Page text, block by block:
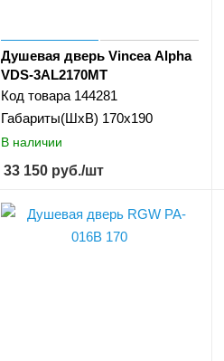
Душевая дверь Vincea Alpha
VDS-3AL2170MT
Код товара 144281
Габариты(ШхВ) 170x190
В наличии
33 150руб./шт